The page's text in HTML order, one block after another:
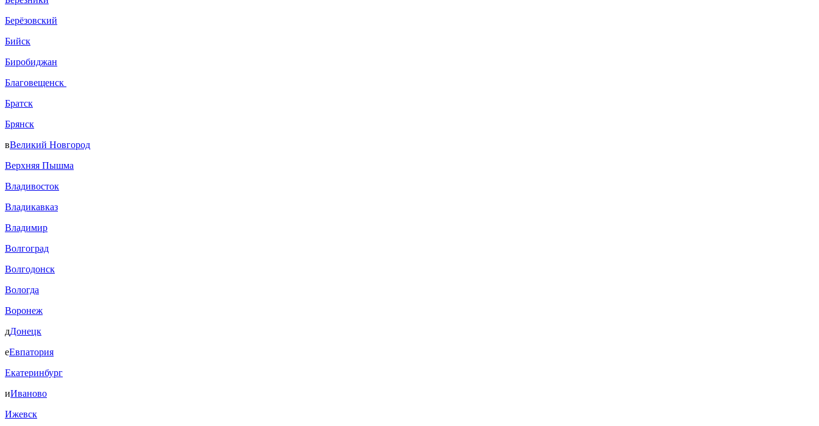
Берёзовский
Бийск
Биробиджан
Благовещенск
Братск
Брянск
вВеликий Новгород
Верхняя Пышма
Владивосток
Владикавказ
Владимир
Волгоград
Волгодонск
Вологда
Воронеж
дДонецк
еЕвпатория
Екатеринбург
иИваново
Ижевск